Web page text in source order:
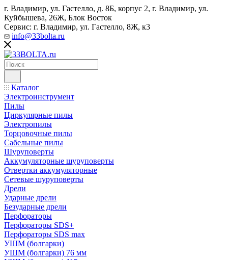
г. Владимир, ул. Гастелло, д. 8Б, корпус 2, г. Владимир, ул. ​
Куйбышева, 26Ж, Блок Восток
Сервис: г. Владимир, ул. Гастелло, 8Ж, к3
info@33bolta.ru
Каталог
Электроинструмент
Пилы
Циркулярные пилы
Электропилы
Торцовочные пилы
Сабельные пилы
Шуруповерты
Аккумуляторные шуруповерты
Отвертки аккумуляторные
Сетевые шуруповерты
Дрели
Ударные дрели
Безударные дрели
Перфораторы
Перфораторы SDS+
Перфораторы SDS max
УШМ (болгарки)
УШМ (болгарки) 76 мм